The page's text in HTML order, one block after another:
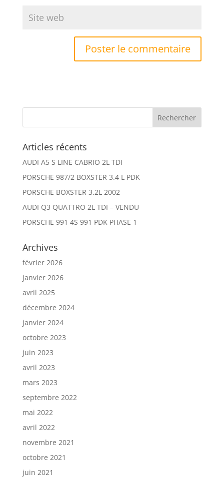
Articles récents
AUDI A5 S LINE CABRIO 2L TDI
PORSCHE 987/2 BOXSTER 3.4 L PDK
PORSCHE BOXSTER 3.2L 2002
AUDI Q3 QUATTRO 2L TDI – VENDU
PORSCHE 991 4S 991 PDK PHASE 1
Archives
février 2026
janvier 2026
avril 2025
décembre 2024
janvier 2024
octobre 2023
juin 2023
avril 2023
mars 2023
septembre 2022
mai 2022
avril 2022
novembre 2021
octobre 2021
juin 2021